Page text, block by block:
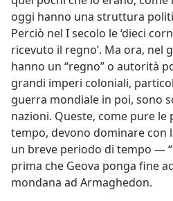
oggi hanno una struttura
Perciò nel I secolo le ‘dieci
ricevuto il regno’. Ma ora, nel
hanno un “regno” o autorità
grandi imperi coloniali,
guerra mondiale in poi, sono
nazioni. Queste, come pure
tempo, devono dominare con
un breve periodo di tempo —
prima che Geova ponga fine
mondana ad Armaghedon.